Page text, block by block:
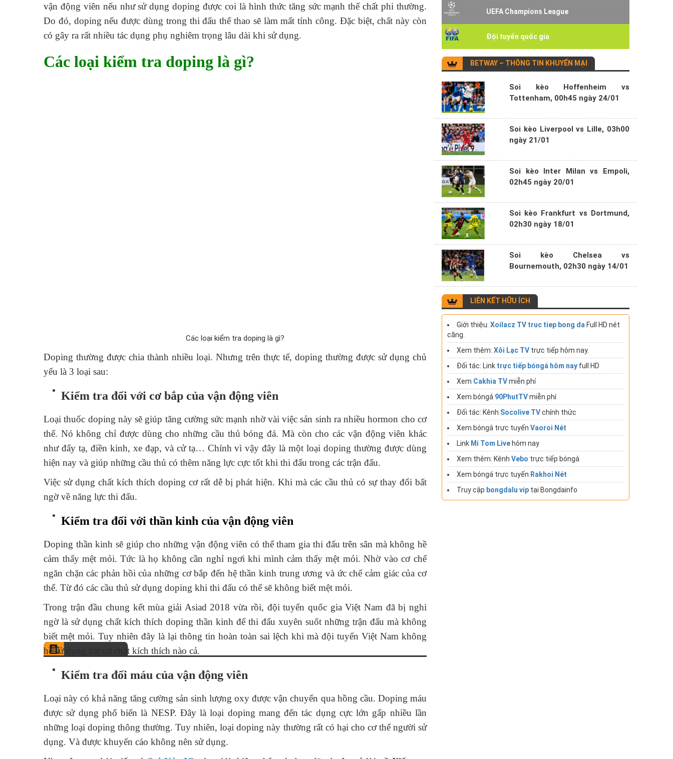
vận động viên nếu như sử dụng doping được coi là hình thức tăng sức mạnh thể chất phi thường.
Do đó, doping nếu được dùng trong thi đấu thể thao sẽ làm mất tính công. Đặc biệt, chất này còn
có gây ra rất nhiều tác dụng phụ nghiêm trọng lâu dài khi sử dụng.
Các loại kiểm tra doping là gì?
Các loại kiểm tra doping là gì?
Doping thường được chia thành nhiều loại. Nhưng trên thực tế, doping thường được sử dụng chủ
yếu là 3 loại sau:
Kiểm tra đối với cơ bắp của vận động viên
Loại thuốc doping này sẽ giúp tăng cường sức mạnh nhờ vài việc sản sinh ra nhiều hormon cho cơ
thể. Nó không chỉ được dùng cho những cầu thủ bóng đá. Mà còn cho các vận động viên khác
như đẩy tạ, điền kinh, xe đạp, và cử tạ… Chính vì vậy đây là một loại doping thường được dùng
hiện nay và giúp những cầu thủ có thêm năng lực cực tốt khi thi đấu trong các trận đấu.
Việc sử dụng chất kích thích doping cơ rất dễ bị phát hiện. Khi mà các cầu thủ có sự thay đổi bất
ngờ về năng lực thi đấu.
Kiểm tra đối với thần kinh của vận động viên
Doping thần kinh sẽ giúp cho những vận động viên có thể tham gia thi đấu trên sân mà không hề
cảm thấy mệt mỏi. Tức là họ không cần nghỉ ngơi khi mình cảm thấy mệt mỏi. Nhờ vào cơ chế
ngăn chặn các phản hồi của những cơ bắp đến hệ thần kinh trung ương và ức chế cảm giác của cơ
thể. Từ đó các cầu thủ sử dụng doping khi thi đấu có thể sẽ không biết mệt mỏi.
Trong trận đầu chung kết mùa giải Asiad 2018 vừa rồi, đội tuyển quốc gia Việt Nam đã bị nghi
ngờ là sử dụng chất kích thích doping thần kinh để thi đấu xuyên suốt những trận đấu mà không
biết mệt mỏi. Tuy nhiên đây là lại thông tin hoàn toàn sai lệch khi mà đội tuyển Việt Nam không
hề sử dụng bất cứ chất kích thích nào cả.
Kiểm tra đối máu của vận động viên
Loại này có khả năng tăng cường sản sinh lượng oxy được vận chuyển qua hồng cầu. Doping máu
được sử dụng phổ biến là NESP. Đây là loại doping mang đến tác dụng cực lớn gấp nhiều lần
những loại doping thông thường. Tuy nhiên, loại doping này thường rất có hại cho cơ thể người sử
dụng. Và được khuyến cáo không nên sử dụng.
UEFA Champions League
Đội tuyển quốc gia
BETWAY – THÔNG TIN KHUYẾN MẠI
Soi kèo Hoffenheim vs
Tottenham, 00h45 ngày 24/01
Soi kèo Liverpool vs Lille, 03h00
ngày 21/01
Soi kèo Inter Milan vs Empoli,
02h45 ngày 20/01
Soi kèo Frankfurt vs Dortmund,
02h30 ngày 18/01
Soi kèo Chelsea vs
Bournemouth, 02h30 ngày 14/01
LIÊN KẾT HỮU ÍCH
Giới thiệu: Xoilacz TV truc tiep bong da Full HD nét
căng.
Xem thêm: Xôi Lạc TV trực tiếp hôm nay.
Đối tác: Link trực tiếp bóngá hôm nay full HD
Xem Cakhia TVmiễn phí
Xem bóngá 90PhutTVmiễn phí
Đối tác: Kênh Socolive TVchính thức
Xem bóngá trực tuyến Vaoroi Nét
Link Mi Tom Live hôm nay
Xem thêm: Kênh Vebo trực tiếp bóngá
Xem bóngá trực tuyến Rakhoi Nét
Truy cập bongdalu vip tại Bongdainfo